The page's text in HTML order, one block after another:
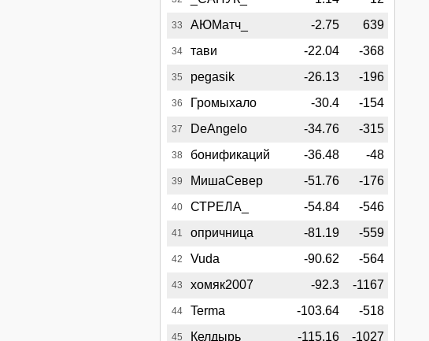
33 АЮМатч_ -2.75 639
34 тави -22.04 -368
35 pegasik -26.13 -196
36 Громыхало -30.4 -154
37 DeAngelo -34.76 -315
38 бонификаций -36.48 -48
39 МишаСевер -51.76 -176
40 СТРЕЛА_ -54.84 -546
41 опричница -81.19 -559
42 Vuda -90.62 -564
43 хомяк2007 -92.3 -1167
44 Terma -103.64 -518
45 Келдырь -115.16 -1027